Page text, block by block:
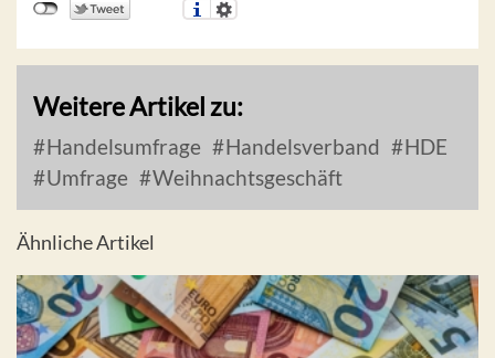
Weitere Artikel zu:
Handelsumfrage Handelsverband
HDE
Umfrage
Weihnachtsgeschäft
Ähnliche Artikel